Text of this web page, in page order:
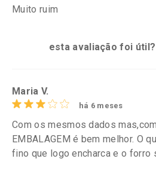
Muito ruim
esta avaliação foi útil?
Maria V.
há 6 meses
Com os mesmos dados
EMBALAGEM é bem melhor. O
fino que logo encharca e o forro